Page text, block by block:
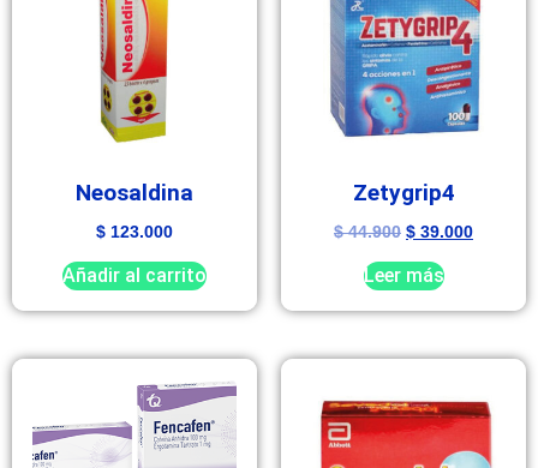
Neosaldina
$ 123.000
Añadir al carrito
Zetygrip4
$44.900 $ 39.000
Leer más